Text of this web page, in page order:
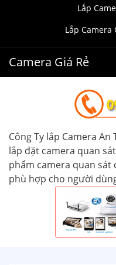
Lắp
Lắp Camera
Camera Giá Rẻ
Công Ty lắp Camera
lắp đặt camera quan
phẩm camera quan
phù hợp cho người